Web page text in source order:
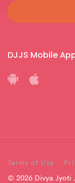
DJJS Mobile
Terms of Use
© 2026 Divya Jyoti